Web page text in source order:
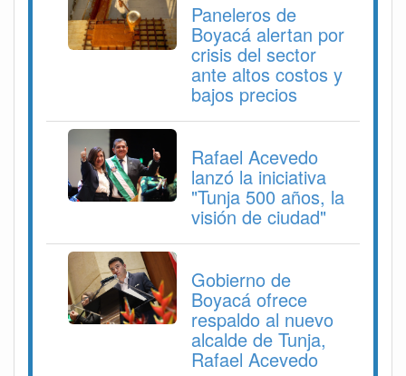
Paneleros de
Boyacá alertan por
crisis del sector
ante altos costos y
bajos precios
Rafael Acevedo
lanzó la iniciativa
"Tunja 500 años, la
visión de ciudad"
Gobierno de
Boyacá ofrece
respaldo al nuevo
alcalde de Tunja,
Rafael Acevedo